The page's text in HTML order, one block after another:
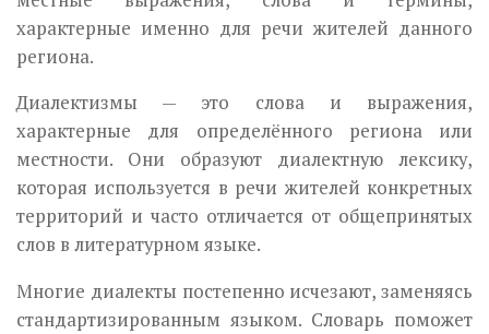
характерные именно для речи жителей данного
региона.
Диалектизмы — это слова и выражения,
характерные для определённого региона или
местности. Они образуют диалектную лексику,
которая используется в речи жителей конкретных
территорий и часто отличается от общепринятых
слов в литературном языке.
Многие диалекты постепенно исчезают, заменяясь
стандартизированным языком. Словарь поможет